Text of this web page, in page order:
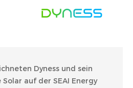
Dyness und sein
auf der SEAI Energy